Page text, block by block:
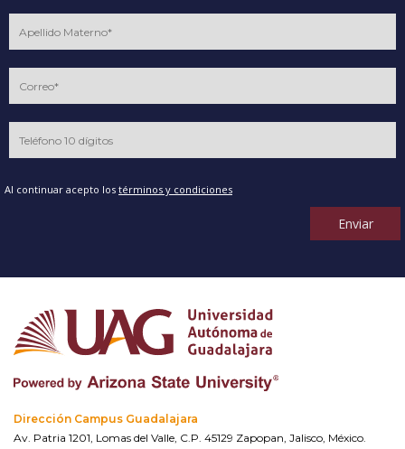
Al continuar acepto los términos y condiciones
Enviar
Dirección Campus Guadalajara
Av. Patria 1201, Lomas del Valle, C.P. 45129 Zapopan, Jalisco, México.